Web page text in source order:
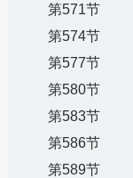
第571节
第574节
第577节
第580节
第583节
第586节
第589节